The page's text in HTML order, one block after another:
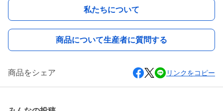
私たちについて
商品について生産者に質問する
商品をシェア リンクをコピー